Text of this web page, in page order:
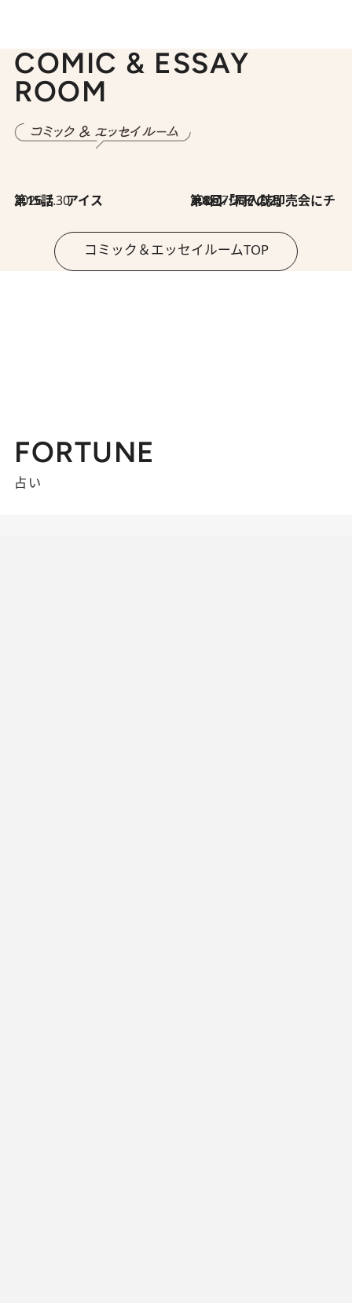
COMIC & ESSAY
ROOM
2026.7.30
第15話 アイス 2026.7.30
第8回「同人誌即売会にチャレンジ その2」
コミック＆エッセイルームTOP
FORTUNE
占い